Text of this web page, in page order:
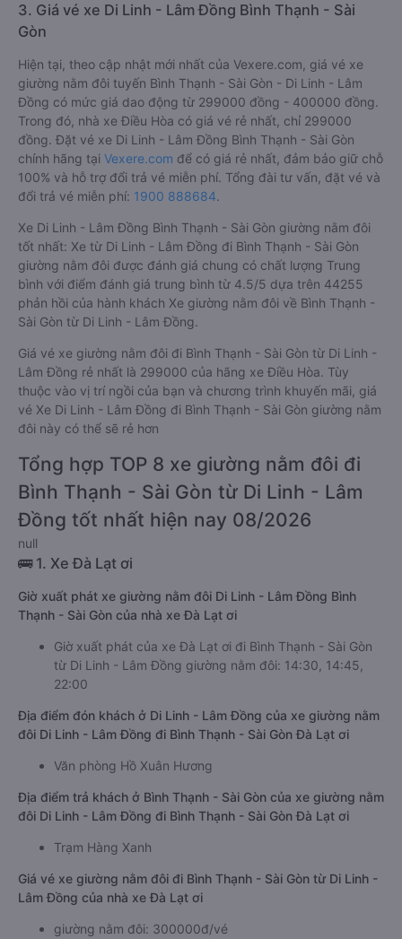
3. Giá vé xe Di Linh - Lâm Đồng Bình Thạnh - Sài
Gòn
Hiện tại, theo cập nhật mới nhất của Vexere.com, giá vé xe
giường nằm đôi tuyến Bình Thạnh - Sài Gòn - Di Linh - Lâm
Đồng có mức giá dao động từ 299000 đồng - 400000 đồng.
Trong đó, nhà xe Điều Hòa có giá vé rẻ nhất, chỉ 299000
đồng. Đặt vé xe Di Linh - Lâm Đồng Bình Thạnh - Sài Gòn
chính hãng tại Vexere.com để có giá rẻ nhất, đảm bảo giữ chỗ
100% và hỗ trợ đổi trả vé miễn phí. Tổng đài tư vấn, đặt vé và
đổi trả vé miễn phí: 1900 888684.
Xe Di Linh - Lâm Đồng Bình Thạnh - Sài Gòn giường nằm đôi
tốt nhất: Xe từ Di Linh - Lâm Đồng đi Bình Thạnh - Sài Gòn
giường nằm đôi được đánh giá chung có chất lượng Trung
bình với điểm đánh giá trung bình từ 4.5/5 dựa trên 44255
phản hồi của hành khách Xe giường nằm đôi về Bình Thạnh -
Sài Gòn từ Di Linh - Lâm Đồng.
Giá vé xe giường nằm đôi đi Bình Thạnh - Sài Gòn từ Di Linh -
Lâm Đồng rẻ nhất là 299000 của hãng xe Điều Hòa. Tùy
thuộc vào vị trí ngồi của bạn và chương trình khuyến mãi, giá
vé Xe Di Linh - Lâm Đồng đi Bình Thạnh - Sài Gòn giường nằm
đôi này có thể sẽ rẻ hơn
Tổng hợp TOP 8 xe giường nằm đôi đi
Bình Thạnh - Sài Gòn từ Di Linh - Lâm
Đồng tốt nhất hiện nay 08/2026
null
🚌 1. Xe Đà Lạt ơi
Giờ xuất phát xe giường nằm đôi Di Linh - Lâm Đồng Bình
Thạnh - Sài Gòn của nhà xe Đà Lạt ơi
Giờ xuất phát của xe Đà Lạt ơi đi Bình Thạnh - Sài Gòn
từ Di Linh - Lâm Đồng giường nằm đôi: 14:30, 14:45,
22:00
Địa điểm đón khách ở Di Linh - Lâm Đồng của xe giường nằm
đôi Di Linh - Lâm Đồng đi Bình Thạnh - Sài Gòn Đà Lạt ơi
Văn phòng Hồ Xuân Hương
Địa điểm trả khách ở Bình Thạnh - Sài Gòn của xe giường nằm
đôi Di Linh - Lâm Đồng đi Bình Thạnh - Sài Gòn Đà Lạt ơi
Trạm Hàng Xanh
Giá vé xe giường nằm đôi đi Bình Thạnh - Sài Gòn từ Di Linh -
Lâm Đồng của nhà xe Đà Lạt ơi
giường nằm đôi: 300000đ/vé